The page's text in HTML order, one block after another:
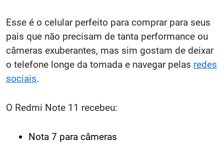
Esse é o celular perfeito para comprar para seus
pais que não precisam de tanta performance ou
câmeras exuberantes, mas sim gostam de deixar
o telefone longe da tomada e navegar pelas redes
sociais.
O Redmi Note 11 recebeu:
Nota 7 para câmeras